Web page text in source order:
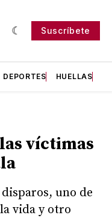
Suscríbete
DEPORTES HUELLAS
víctimas
uno de
vida y otro